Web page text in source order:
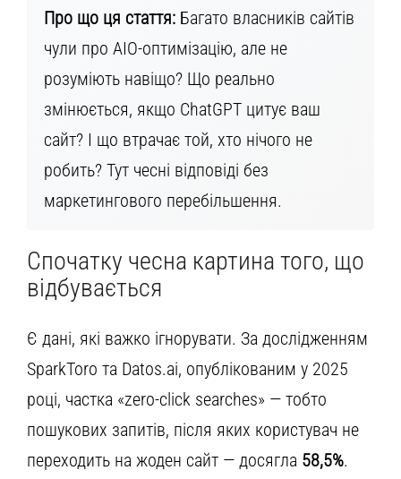
Про що ця стаття:Багато власників сайтів
чули про AIO-оптимізацію, але не
розуміють навіщо? Що реально
змінюється, якщо ChatGPT цитує ваш
сайт? І що втрачає той, хто нічого не
робить? Тут чесні відповіді без
маркетингового перебільшення.
Спочатку чесна картина того, що
відбувається
Є дані, які важко ігнорувати. За дослідженням
SparkToro та Datos.ai, опублікованим у 2025
році, частка «zero-click searches» — тобто
пошукових запитів, після яких користувач не
переходить на жоден сайт — досягла 58,5%.